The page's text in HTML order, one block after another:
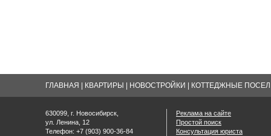
ГЛАВНАЯ КВАРТИРЫ НОВОСТРОЙКИ КОТТЕДЖНЫЕ
630099, г. Новосибирск,
ул. Ленина, 12
Телефон: +7 (903) 900-36-84
Реклама на сайте
Простой поиск
Консультация юриста